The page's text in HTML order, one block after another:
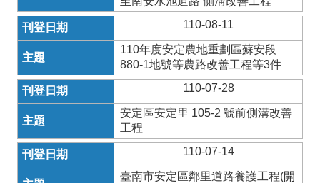
110-08-11
110年度安定農地重劃區蘇安段
880-1地號等農路改善工程等3件
110-07-28
安定區安定里 105-2 號前側溝改善
工程
110-07-14
臺南市安定區鄰里道路養護工程(開